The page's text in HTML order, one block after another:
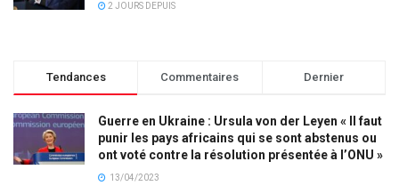
2 JOURS DEPUIS
Tendances Commentaires Dernier
Guerre en Ukraine : Ursula von der Leyen « Il faut
punir les pays africains qui se sont abstenus ou
ont voté contre la résolution présentée à l’ONU »
13/04/2023